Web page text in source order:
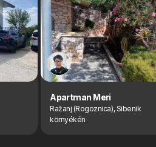
Apartman Meri
Ražanj (Rogoznica), Sibenik
környékén